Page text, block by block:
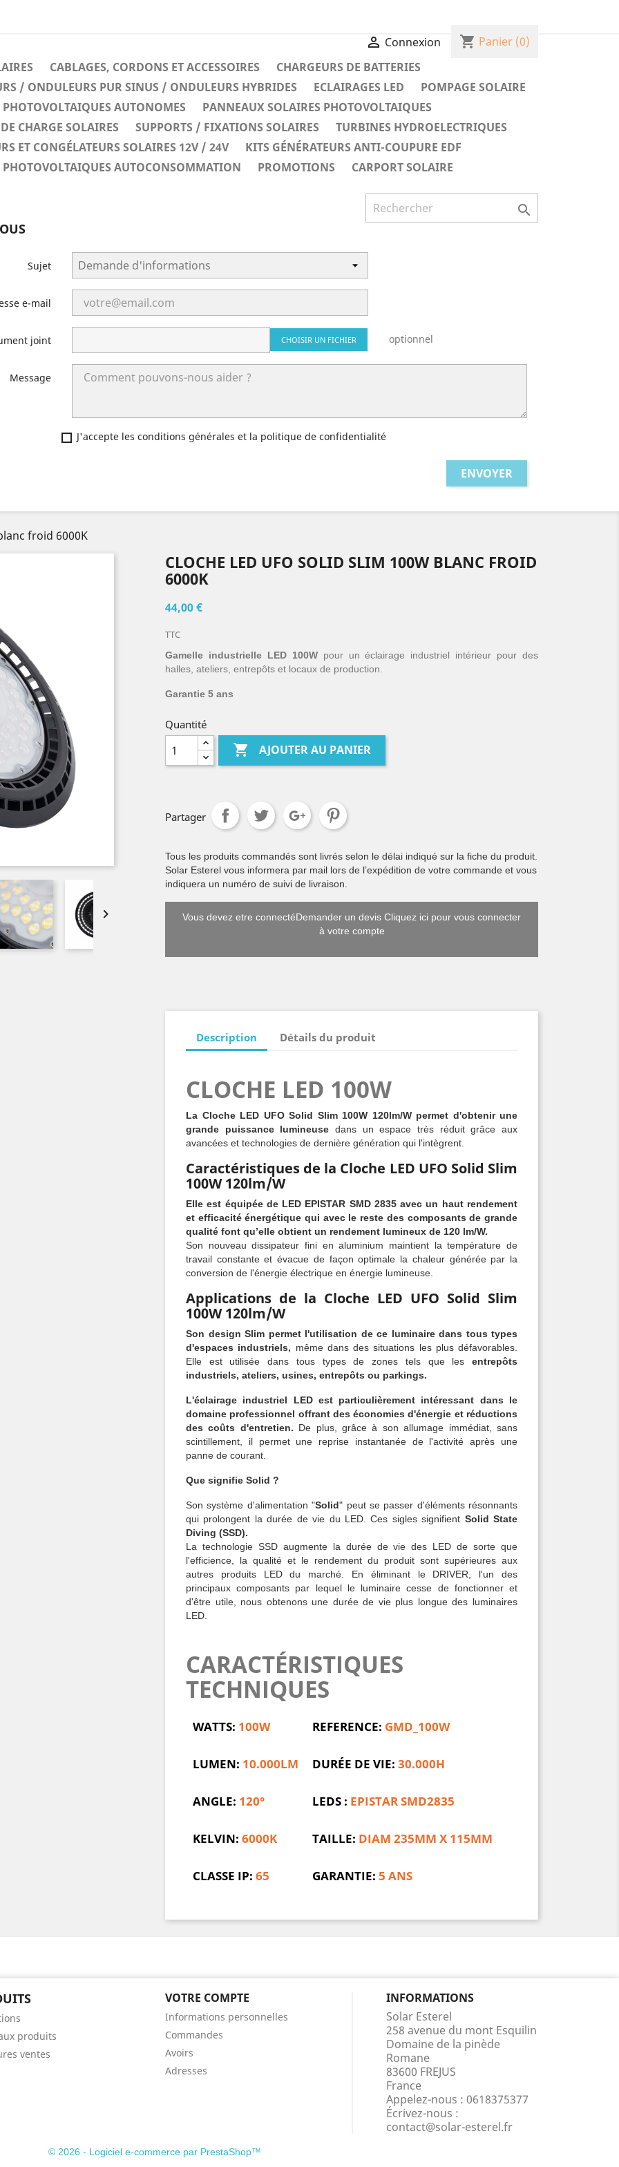
 Connexion shopping_cart Panier (0)
CABLAGES, CORDONS ET ACCESSOIRES
CHARGEURS DE BATTERIES
/ ONDULEURS PUR SINUS / ONDULEURS HYBRIDES
ECLAIRAGES LED
POMPAGE SOLAIRE
AUTONOMES
PANNEAUX SOLAIRES PHOTOVOLTAIQUES
CHARGE SOLAIRES
SUPPORTS / FIXATIONS SOLAIRES
TURBINES HYDROELECTRIQUES
ET CONGÉLATEURS SOLAIRES 12V / 24V
KITS GÉNÉRATEURS ANTI-COUPURE EDF
PHOTOVOLTAIQUES AUTOCONSOMMATION
PROMOTIONS CARPORT SOLAIRE

Sujet
e-mail
joint CHOISIR UN FICHIER optionnel
Message
J'accepte les conditions générales et la politique de confidentialité
froid 6000K

CLOCHE LED UFO SOLID SLIM 100W BLANC FROID
6000K
44,00 €
TTC
Gamelle industrielle LED 100W pour un éclairage industriel intérieur pour des
halles, ateliers, entrepôts et locaux de production.
Garantie 5 ans
Quantité
 AJOUTER AU PANIER
Partager
Tous les produits commandés sont livrés selon le délai indiqué sur la fiche du produit.
Solar Esterel vous informera par mail lors de l’expédition de votre commande et vous
indiquera un numéro de suivi de livraison.
Vous devez etre connectéDemander un devis Cliquez ici pour vous connecter
à votre compte
Description Détails du produit
CLOCHE LED 100W
La Cloche LED UFO Solid Slim 100W 120lm/W permet d'obtenir une
grande puissance lumineuse dans un espace très réduit grâce aux
avancées et technologies de dernière génération qui l'intègrent.
Caractéristiques de la Cloche LED UFO Solid Slim
100W 120lm/W
Elle est équipée de LED EPISTAR SMD 2835 avec un haut rendement
et efficacité énergétique qui avec le reste des composants de grande
qualité font qu’elle obtient un rendement lumineux de 120 lm/W.
Son nouveau dissipateur fini en aluminium maintient la température de
travail constante et évacue de façon optimale la chaleur générée par la
conversion de l'énergie électrique en énergie lumineuse.
Applications de la Cloche LED UFO Solid Slim
100W 120lm/W
Son design Slim permet l'utilisation de ce luminaire dans tous types
d'espaces industriels, même dans des situations les plus défavorables.
Elle est utilisée dans tous types de zones tels que les entrepôts
industriels, ateliers, usines, entrepôts ou parkings.
L'éclairage industriel LED est particulièrement intéressant dans le
domaine professionnel offrant des économies d'énergie et réductions
des coûts d'entretien. De plus, grâce à son allumage immédiat, sans
scintillement, il permet une reprise instantanée de l'activité après une
panne de courant.
Que signifie Solid ?
Son système d'alimentation "Solid" peut se passer d'éléments résonnants
qui prolongent la durée de vie du LED. Ces sigles signifient Solid State
Diving (SSD).
La technologie SSD augmente la durée de vie des LED de sorte que
l'efficience, la qualité et le rendement du produit sont supérieures aux
autres produits LED du marché. En éliminant le DRIVER, l'un des
principaux composants par lequel le luminaire cesse de fonctionner et
d'être utile, nous obtenons une durée de vie plus longue des luminaires
LED.
CARACTÉRISTIQUES
TECHNIQUES
WATTS: 100W REFERENCE: GMD_100W
LUMEN: 10.000LM DURÉE DE VIE: 30.000H
ANGLE: 120° LEDS : EPISTAR SMD2835
KELVIN: 6000K TAILLE: DIAM 235MM X 115MM
CLASSE IP: 65 GARANTIE: 5 ANS
produits
ventes
VOTRE COMPTE
Informations personnelles
Commandes
Avoirs
Adresses
INFORMATIONS
Solar Esterel
258 avenue du mont Esquilin
Domaine de la pinède
Romane
83600 FREJUS
France
Appelez-nous : 0618375377
Écrivez-nous :
contact@solar-esterel.fr
© 2026 - Logiciel e-commerce par PrestaShop™